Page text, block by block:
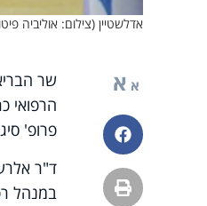
אדלשטיין (צילום: אוליביה
א א
פייסבוק
הדפסה
שר
הרפואי
פרופ'
ד"ר
במנהל